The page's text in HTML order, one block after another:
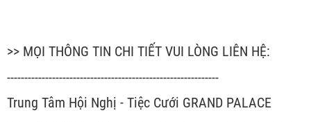
>> MỌI THÔNG TIN CHI TIẾT VUI LÒNG LIÊN HỆ:
-------------------------------------------------------------
Trung Tâm Hội Nghị - Tiệc Cưới GRAND PALACE